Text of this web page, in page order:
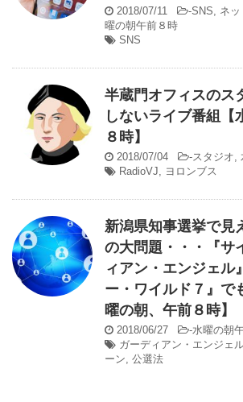
2018/07/11 -SNS ネッ
曜の朝午前８時
SNS
半蔵門オフィスのス
しないライブ番組【
８時】
2018/07/04 -スタジオ
RadioVJ
ヨロンブス
新潟県知事選挙で見
の大問題・・・『サ
ィアン・エンジェル
ー・ワイルド７』で
曜の朝、午前８時】
2018/06/27 -水曜の朝
ガーディアン・エンジェ
ーン 公選法